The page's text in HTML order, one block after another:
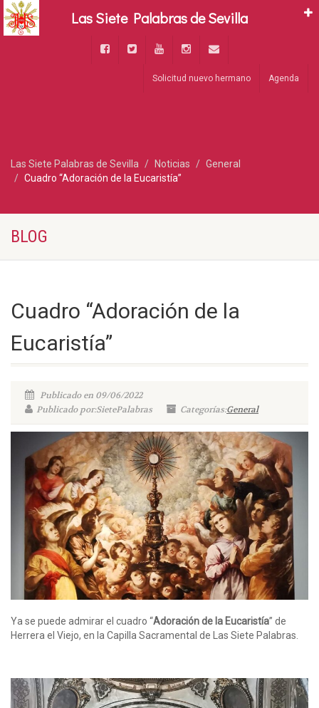
Solicitud nuevo hermano Agenda
Las Siete Palabras de Sevilla Noticias
General
Cuadro “Adoración de la Eucaristía”
BLOG
Cuadro “Adoración de la
Eucaristía”
Publicado en 09/06/2022
Publicado por:SietePalabras
Categorías:General
Ya se puede admirar el cuadro “Adoración de la Eucaristía” de
Herrera el Viejo, en la Capilla Sacramental de Las Siete Palabras.
Las Siete Palabras de Sevilla